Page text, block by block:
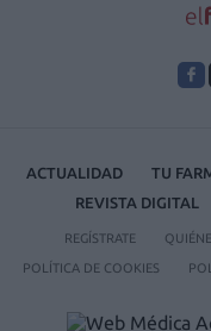
ACTUALIDAD TU
REVISTA DIGITAL
REGÍSTRATE
POLÍTICA DE COOKIES